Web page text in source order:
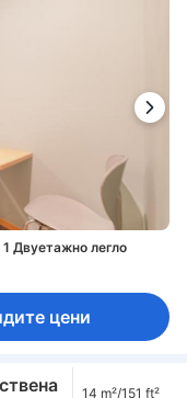
1 Двуетажно легло
цени
14 m²/151 ft²